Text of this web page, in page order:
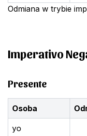
Odmiana w trybie
Imperativo
Presente
Osoba
yo